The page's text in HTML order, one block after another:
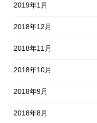
2019年1月
2018年12月
2018年11月
2018年10月
2018年9月
2018年8月